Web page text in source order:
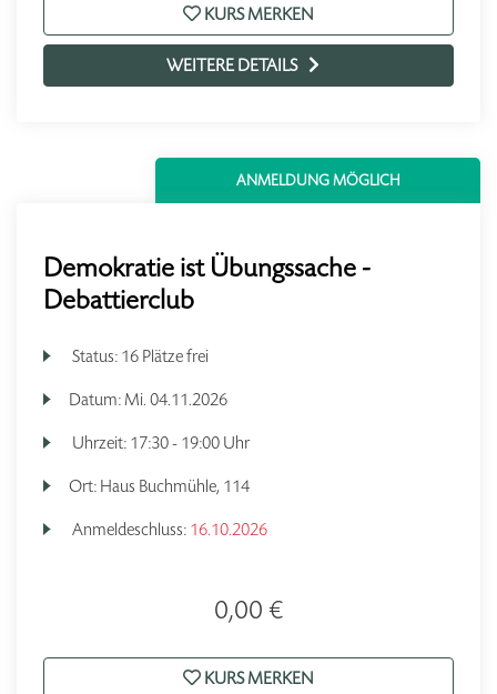
KURS MERKEN
WEITERE DETAILS
ANMELDUNG MÖGLICH
Demokratie ist Übungssache -
Debattierclub
Status: 16 Plätze frei
Datum: Mi. 04.11.2026
Uhrzeit: 17:30 - 19:00 Uhr
Ort: Haus Buchmühle, 114
Anmeldeschluss: 16.10.2026
0,00 €
KURS MERKEN